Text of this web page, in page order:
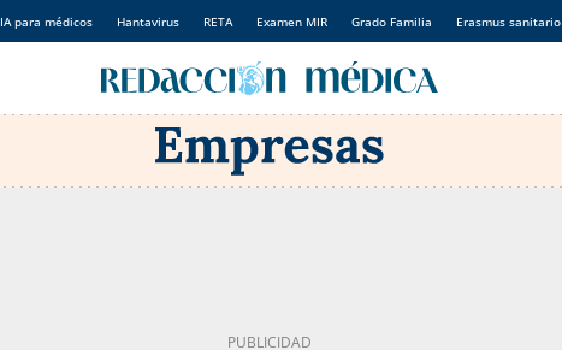
IA para médicos Hantavirus RETA Examen MIR Grado Familia Erasmus sanitario